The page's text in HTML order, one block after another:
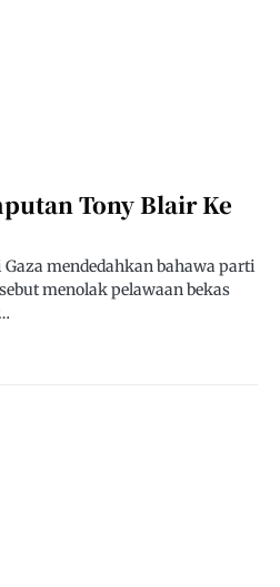
Tony Blair Ke
mendedahkan bahawa parti
menolak pelawaan bekas